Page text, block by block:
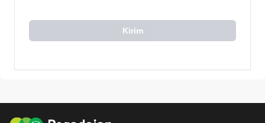
Kirim